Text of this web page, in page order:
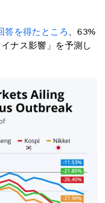
答を得たところ、63%
ナス影響」を予測し